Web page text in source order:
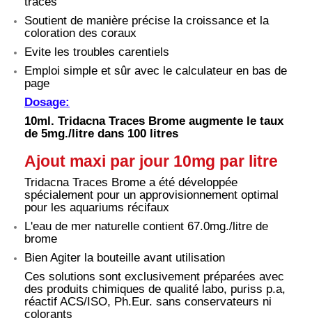
Soutient de manière précise la croissance et la
coloration des coraux
Evite les troubles carentiels
Emploi simple et sûr avec le calculateur en bas de
page
Dosage:
10ml. Tridacna Traces Brome augmente le taux
de 5mg./litre dans 100 litres
Ajout maxi par jour 10mg par litre
Tridacna Traces Brome a été développée
spécialement pour un approvisionnement optimal
pour les aquariums récifaux
L'eau de mer naturelle contient 67.0mg./litre de
brome
Bien Agiter la bouteille avant utilisation
Ces solutions sont exclusivement préparées avec
des produits chimiques de qualité labo, puriss p.a,
réactif ACS/ISO, Ph.Eur. sans conservateurs ni
colorants